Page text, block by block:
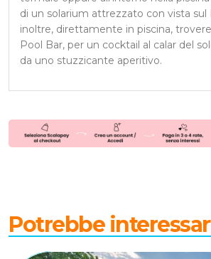
di un solarium attrezzato con vista
inoltre, direttamente in piscina,
Pool Bar, per un cocktail al calar del
da uno stuzzicante aperitivo.
Potrebbe